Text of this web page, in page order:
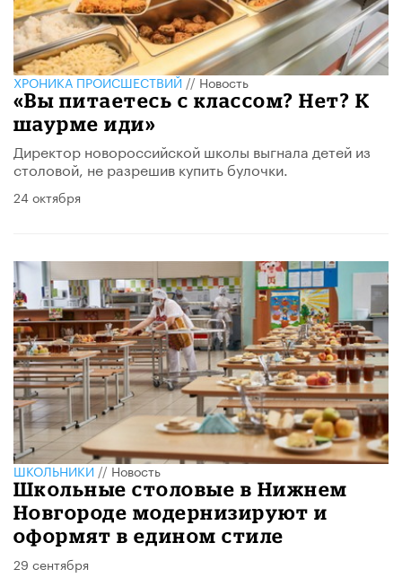
ХРОНИКА ПРОИСШЕСТВИЙ//Новость
«Вы питаетесь с классом? Нет? К
шаурме иди»
Директор новороссийской школы выгнала детей из
столовой, не разрешив купить булочки.
24 октября
ШКОЛЬНИКИ//Новость
Школьные столовые в Нижнем
Новгороде модернизируют и
оформят в едином стиле
29 сентября